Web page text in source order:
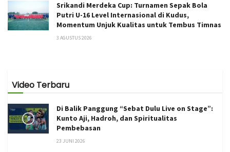
Srikandi Merdeka Cup: Turnamen Sepak Bola
Putri U-16 Level Internasional di Kudus,
Momentum Unjuk Kualitas untuk Tembus Timnas
3 AGUSTUS 2026
Video Terbaru
Di Balik Panggung “Sebat Dulu Live on Stage”:
Kunto Aji, Hadroh, dan Spiritualitas
Pembebasan
23 JUNI 2026